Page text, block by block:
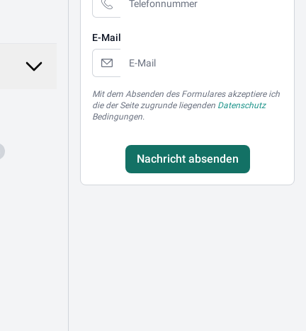
E-Mail
Mit dem Absenden des Formulares akzeptiere ich
die der Seite zugrunde liegenden Datenschutz
Bedingungen.
Nachricht absenden